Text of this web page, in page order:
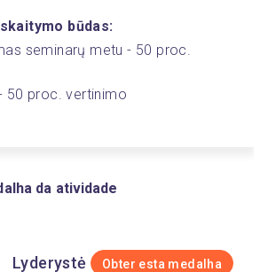
būdas:
seminarų metu - 50 proc.
50 proc. vertinimo
da atividade
Lyderystė Obter esta medalha